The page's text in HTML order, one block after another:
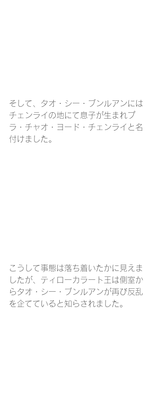
そして、タオ・シー・ブンルアンには
チェンライの地にて息子が生まれプ
ラ・チャオ・ヨード・チェンライと名
付けました。
こうして事態は落ち着いたかに見えま
したが、ティローカラート王は側室か
らタオ・シー・ブンルアンが再び反乱
を企てていると知らされました。